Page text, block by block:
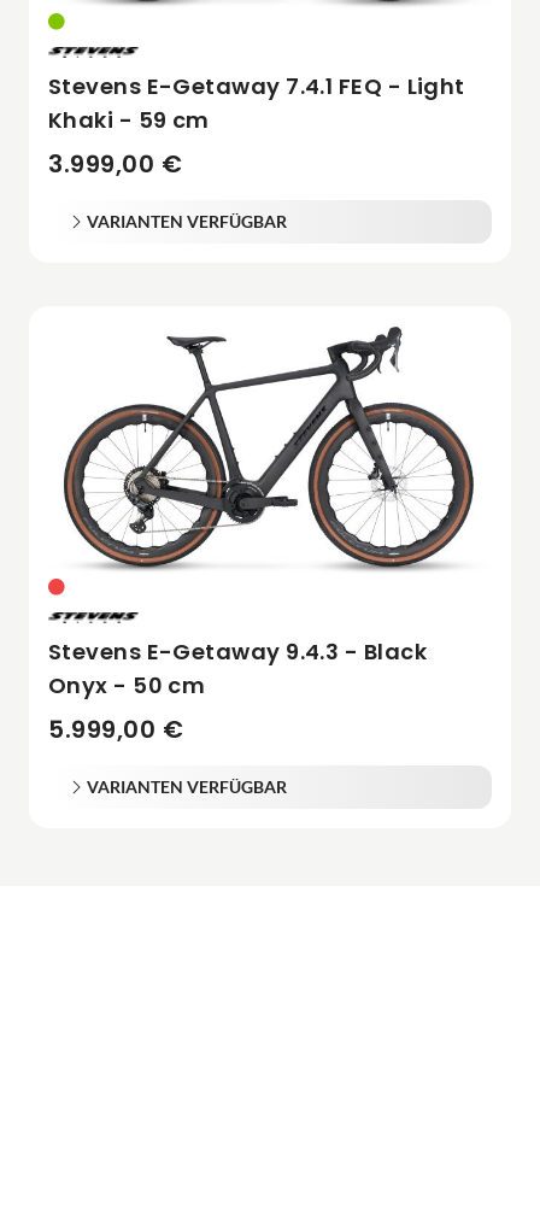
Stevens E-Getaway 7.4.1 FEQ - Light
Khaki - 59 cm
3.999,00 €
VARIANTEN VERFÜGBAR
Stevens E-Getaway 9.4.3 - Black
Onyx - 50 cm
5.999,00 €
VARIANTEN VERFÜGBAR